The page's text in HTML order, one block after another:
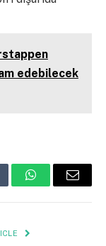
edebilecek
WhatsAppEmail